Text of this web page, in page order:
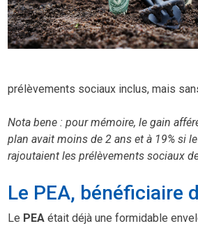
prélèvements sociaux inclus, mais
Nota bene : pour mémoire, le gain
plan avait moins de 2 ans et à 19% si
rajoutaient les prélèvements sociaux
Le PEA, bénéficiaire
Le PEA était déjà une formidable